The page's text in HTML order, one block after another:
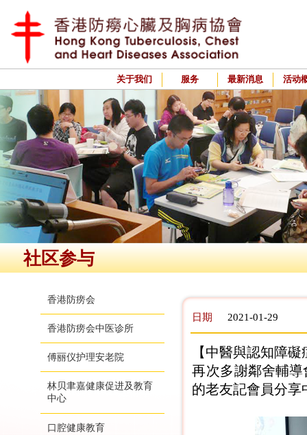
关于我们 服务 最新消息 活动
社区参与
香港防痨会
香港防痨会中医诊所
傅丽仪护理安老院
林贝聿嘉健康促进及教育
中心
口腔健康教育
日期 2021-01-29
【中醫與認知障礙
再次多謝鄰舍輔導
的老友記會員分享